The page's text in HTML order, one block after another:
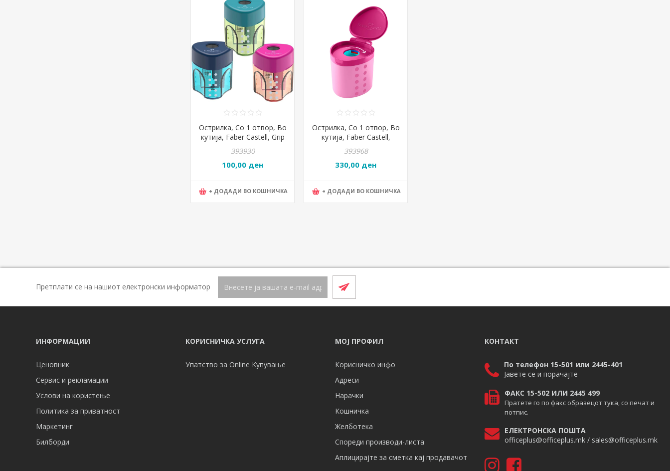
Острилка, Со 1 отвор, Во
кутија, Faber Castell, Grip
393930
100,00 ден
+ ДОДАДИ ВО КОШНИЧКА
Острилка, Со 1 отвор, Во
кутија, Faber Castell,
393968
330,00 ден
+ ДОДАДИ ВО КОШНИЧКА
Претплати се на нашиот електронски информатор
ИНФОРМАЦИИ
Ценовник
Сервис и рекламации
Услови на користење
Политика за приватност
Маркетинг
Билборди
КОРИСНИЧКА УСЛУГА
Упатство за Online Купување
МОЈ ПРОФИЛ
Корисничко инфо
Адреси
Нарачки
Кошничка
Желботека
Спореди производи-листа
Аплицирајте за сметка кај продавачот
КОНТАКТ
По телефон 15-501 или 2445-401
Јавете се и порачајте
ФАКС 15-502 ИЛИ 2445 499
Пратете го по факс образецот тука, со печат и
потпис.
ЕЛЕКТРОНСКА ПОШТА
officeplus@officeplus.mk / sales@officeplus.mk